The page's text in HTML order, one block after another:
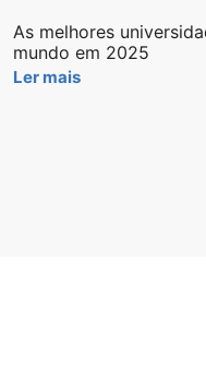
As melhores
mundo em 2025
Ler mais